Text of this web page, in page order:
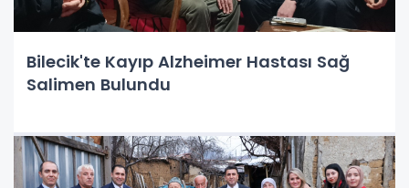
Bilecik'te Kayıp Alzheimer Hastası Sağ
Salimen Bulundu